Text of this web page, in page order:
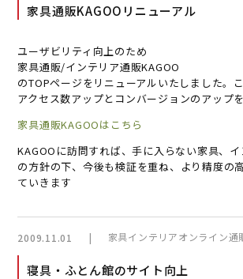
家具通販KAGOOリニューアル
ユーザビリティ向上のため
家具通販/インテリア通販KAGOO
のTOPページをリニューアルいたしました。
アクセス数アップとコンバージョンのアップを
家具通販KAGOOはこちら
KAGOOに訪問すれば、手に入らない家具、イ
の方針の下、今後も検証を重ね、より精度の
ていきます
2009.11.01 | 家具インテリアオンライン通
寝具・ふとん館のサイト向上